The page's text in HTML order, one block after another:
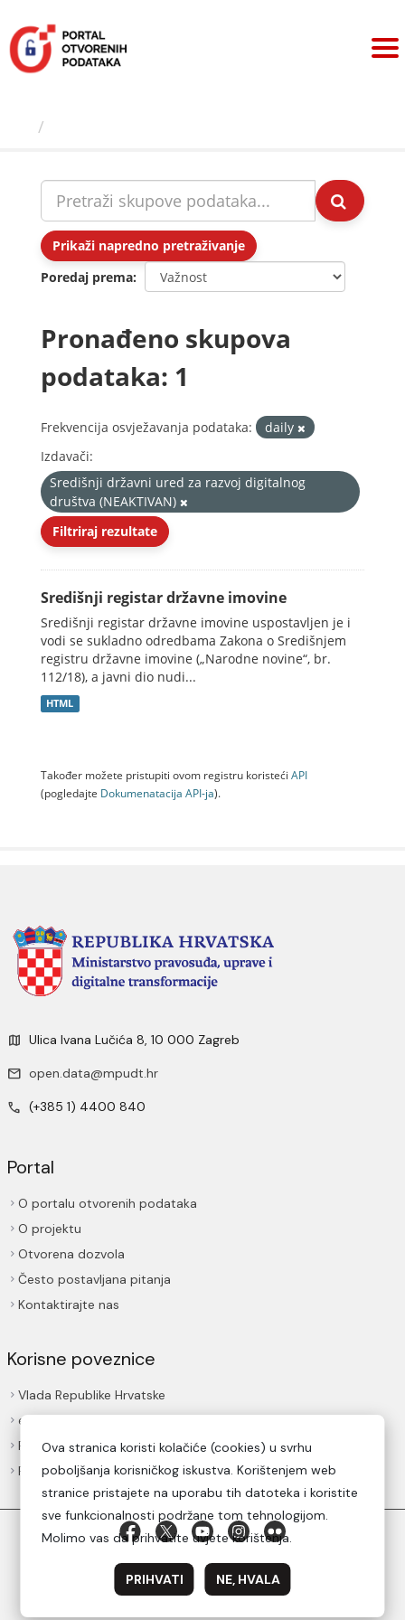
sadržaj
Prikaži napredno pretraživanje
Poredaj prema
Pronađeno skupova
podataka: 1
Frekvencija osvježavanja podataka:
daily
Izdavači:
Središnji državni ured za razvoj digitalnog
društva (NEAKTIVAN)
Filtriraj rezultate
Središnji registar državne imovine
Središnji registar državne imovine uspostavljen je i
vodi se sukladno odredbama Zakona o Središnjem
registru državne imovine („Narodne novine“, br.
112/18), a javni dio nudi...
HTML
Također možete pristupiti ovom registru koristeći API
(pogledajte Dokumenаtаcijа API-jа).